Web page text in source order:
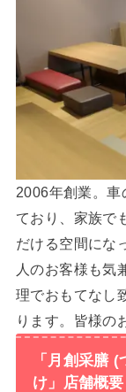
2006年創業。車
ており、家族で
だける空間にな
人のお客様も気
理でおもてなし
ります。皆様の
「月創采膳
け」店舗概要